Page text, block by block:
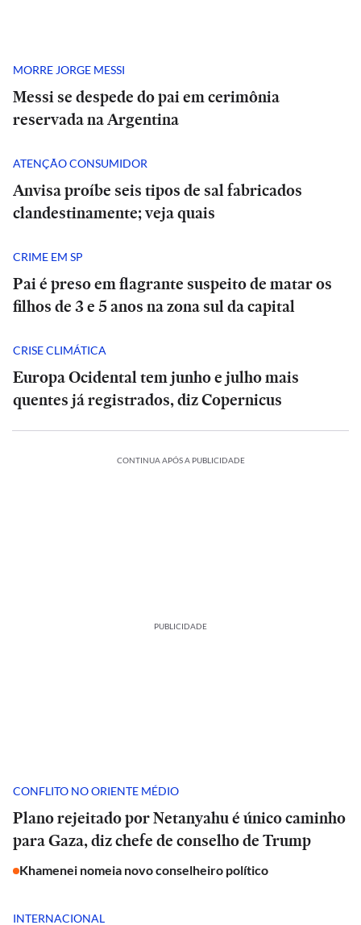
MORRE JORGE MESSI
Messi se despede do pai em cerimônia
reservada na Argentina
ATENÇÃO CONSUMIDOR
Anvisa proíbe seis tipos de sal fabricados
clandestinamente; veja quais
CRIME EM SP
Pai é preso em flagrante suspeito de matar os
filhos de 3 e 5 anos na zona sul da capital
CRISE CLIMÁTICA
Europa Ocidental tem junho e julho mais
quentes já registrados, diz Copernicus
CONTINUA APÓS A PUBLICIDADE
PUBLICIDADE
CONFLITO NO ORIENTE MÉDIO
Plano rejeitado por Netanyahu é único caminho
para Gaza, diz chefe de conselho de Trump
Khamenei nomeia novo conselheiro político
INTERNACIONAL